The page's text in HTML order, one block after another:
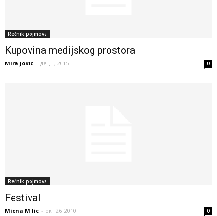
Rečnik pojmova
Kupovina medijskog prostora
Mira Jokic - дец 1, 2015 0
Rečnik pojmova
Festival
Miona Milic - окт 26, 2010 0